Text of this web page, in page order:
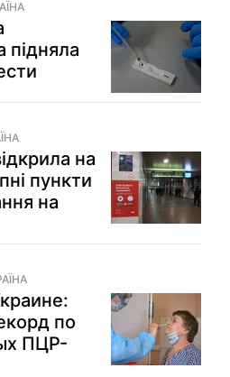
підняла
на
пункти
на
по
ПЦР-